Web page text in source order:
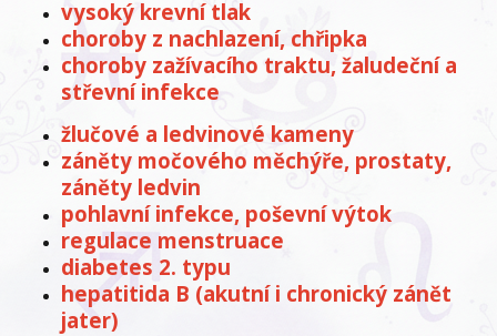
vysoký krevní tlak
choroby z nachlazení, chřipka
choroby zažívacího traktu, žaludeční a
střevní infekce
žlučové a ledvinové kameny
záněty močového měchýře, prostaty,
záněty ledvin
pohlavní infekce, poševní výtok
regulace menstruace
diabetes 2. typu
hepatitida B (akutní i chronický zánět
jater)